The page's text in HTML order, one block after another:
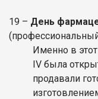
19 – День
Именно в
IV была
продавали